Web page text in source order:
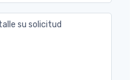
su solicitud